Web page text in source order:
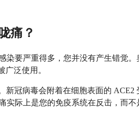
痛？
要严重得多，您并没有产生错觉
广泛使用。
新冠病毒会附着在细胞表面的
际上是您的免疫系统在反击，而不